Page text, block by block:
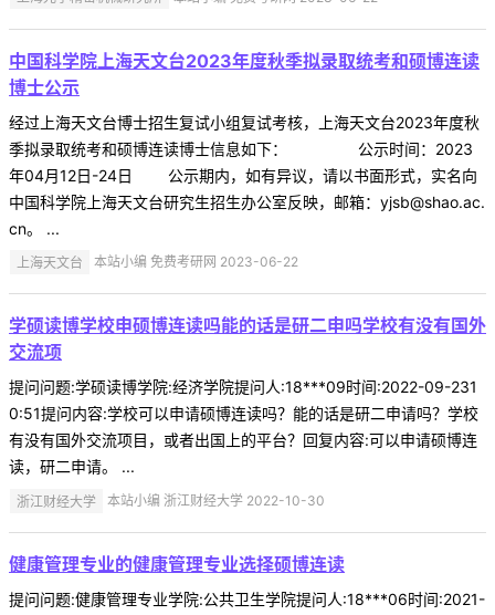
中国科学院上海天文台2023年度秋季拟录取统考和硕博连读
博士公示
经过上海天文台博士招生复试小组复试考核，上海天文台2023年度秋
季拟录取统考和硕博连读博士信息如下： 公示时间：2023
年04月12日-24日 公示期内，如有异议，请以书面形式，实名向
中国科学院上海天文台研究生招生办公室反映，邮箱：yjsb@shao.ac.
cn。 ...
上海天文台 本站小编 免费考研网 2023-06-22
学硕读博学校申硕博连读吗能的话是研二申吗学校有没有国外
交流项
提问问题:学硕读博学院:经济学院提问人:18***09时间:2022-09-231
0:51提问内容:学校可以申请硕博连读吗？能的话是研二申请吗？学校
有没有国外交流项目，或者出国上的平台？回复内容:可以申请硕博连
读，研二申请。 ...
浙江财经大学 本站小编 浙江财经大学 2022-10-30
健康管理专业的健康管理专业选择硕博连读
提问问题:健康管理专业学院:公共卫生学院提问人:18***06时间:2021-